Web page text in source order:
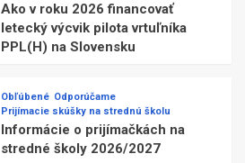
Ako v roku 2026 financovať
letecký výcvik pilota vrtuľníka
PPL(H) na Slovensku
Obľúbené Odporúčame
Prijímacie skúšky na strednú školu
Informácie o prijímačkách na
stredné školy 2026/2027